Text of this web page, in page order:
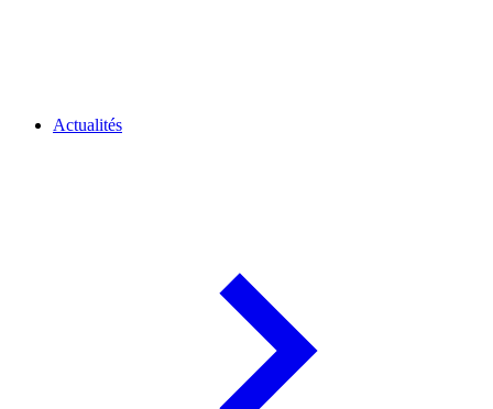
Actualités